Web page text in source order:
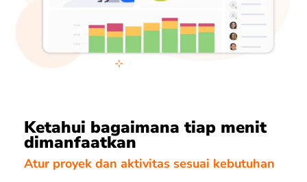
Ketahui bagaimana tiap menit
dimanfaatkan
Atur proyek dan aktivitas sesuai kebutuhan